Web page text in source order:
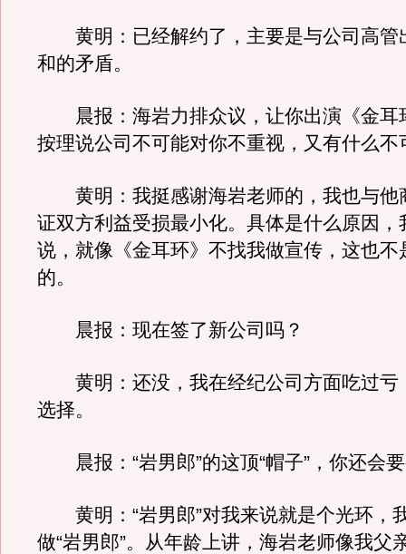
黄明：已经解约了，主要是与公司高管
和的矛盾。
晨报：海岩力排众议，让你出演《金耳
按理说公司不可能对你不重视，又有什么不
黄明：我挺感谢海岩老师的，我也与他
证双方利益受损最小化。具体是什么原因，
说，就像《金耳环》不找我做宣传，这也不
的。
晨报：现在签了新公司吗？
黄明：还没，我在经纪公司方面吃过亏
选择。
晨报：“岩男郎”的这顶“帽子”，你还会
黄明：“岩男郎”对我来说就是个光环，
做“岩男郎”。从年龄上讲，海岩老师像我父